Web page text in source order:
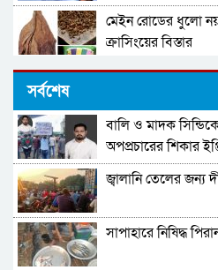
মেইন রোডের ধুলো
ক্রাসিংয়ের বিস্তার
ঘাটাইলে গভীর
টাংগাইলে ১৬হাজার
স্টেশনকে জরিমানা।
টাংগাইলে ১৬হাজার
মনপুরা থেকে
সর্বশেষ
বালি ও মাদক
অপপ্রচারের শিকার
ডালিমের অভিযোগ
জ্বালানি তেলের জন্য
সাপাহারে নিষিদ্ধ